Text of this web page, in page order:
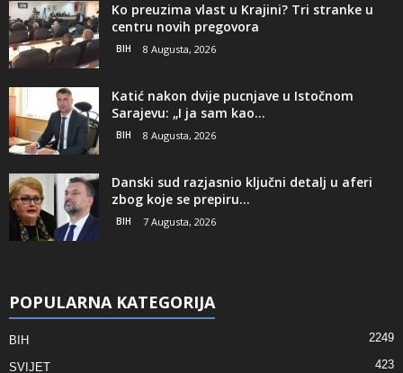
Ko preuzima vlast u Krajini? Tri stranke u
centru novih pregovora
BIH 8 Augusta, 2026
Katić nakon dvije pucnjave u Istočnom
Sarajevu: „I ja sam kao...
BIH 8 Augusta, 2026
Danski sud razjasnio ključni detalj u aferi
zbog koje se prepiru...
BIH 7 Augusta, 2026
POPULARNA KATEGORIJA
BIH 2249
SVIJET 423